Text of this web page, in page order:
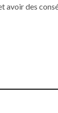
avoir des